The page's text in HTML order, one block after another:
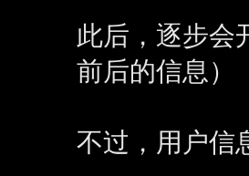
此后，逐步会
前后的信息）
不过，用户信